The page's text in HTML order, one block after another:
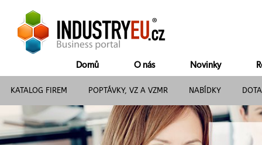
Domů O nás Novinky
KATALOG FIREM POPTÁVKY, VZ A VZMR NABÍDKY